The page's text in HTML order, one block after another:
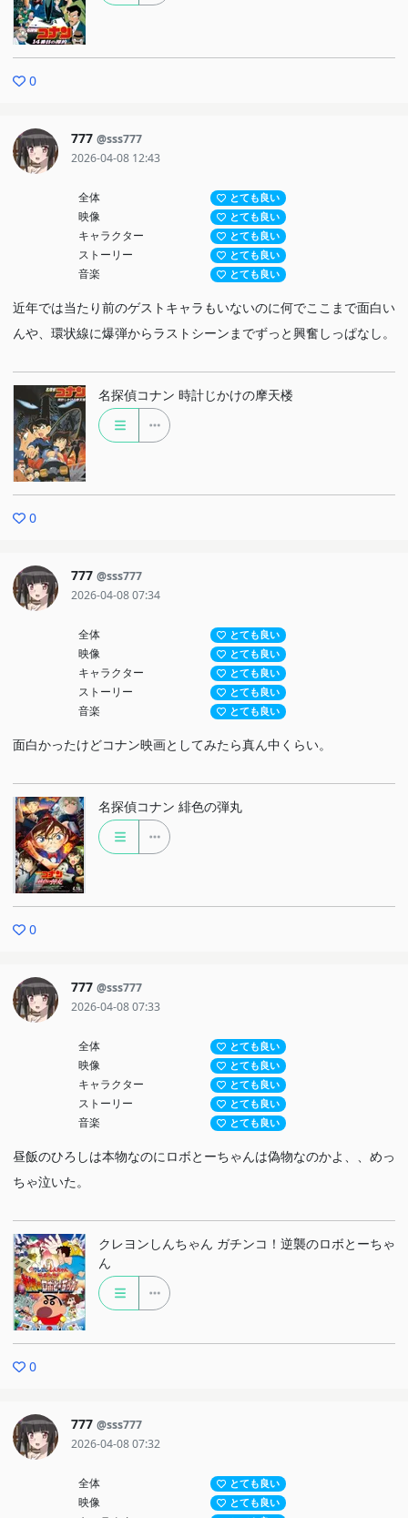
0
777 @sss777
2026-04-08 12:43
全体 とても良い
映像 とても良い
キャラクター とても良い
ストーリー とても良い
音楽 とても良い
近年では当たり前のゲストキャラもいないのに何でここまで面白い
んや、環状線に爆弾からラストシーンまでずっと興奮しっぱなし。
名探偵コナン 時計じかけの摩天楼
0
777 @sss777
2026-04-08 07:34
全体 とても良い
映像 とても良い
キャラクター とても良い
ストーリー とても良い
音楽 とても良い
面白かったけどコナン映画としてみたら真ん中くらい。
名探偵コナン 緋色の弾丸
0
777 @sss777
2026-04-08 07:33
全体 とても良い
映像 とても良い
キャラクター とても良い
ストーリー とても良い
音楽 とても良い
昼飯のひろしは本物なのにロボとーちゃんは偽物なのかよ、、めっ
ちゃ泣いた。
クレヨンしんちゃん ガチンコ！逆襲のロボとーちゃ
ん
0
777 @sss777
2026-04-08 07:32
全体 とても良い
映像 とても良い